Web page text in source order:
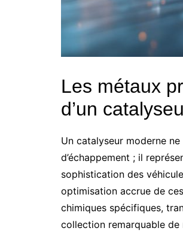
Les métaux
d’un
Un catalyseur moderne
d’échappement ; il
sophistication des
optimisation accrue de
chimiques spécifiques,
collection remarquable de